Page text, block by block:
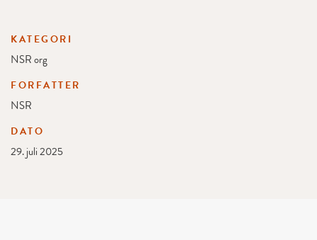
KATEGORI
NSR org
FORFATTER
NSR
DATO
29. juli 2025